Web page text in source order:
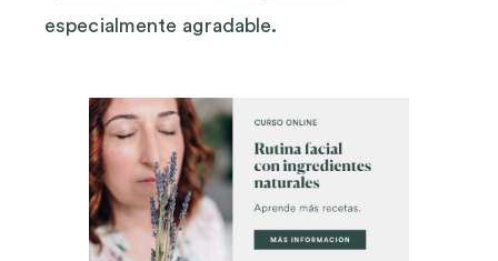
especialmente agradable.